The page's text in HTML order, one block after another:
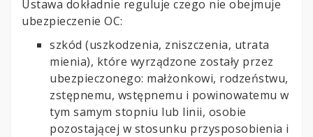
Ustawa dokładnie reguluje czego nie obejmuje
ubezpieczenie OC:
szkód (uszkodzenia, zniszczenia, utrata
mienia), które wyrządzone zostały przez
ubezpieczonego: małżonkowi, rodzeństwu,
zstępnemu, wstępnemu i powinowatemu w
tym samym stopniu lub linii, osobie
pozostającej w stosunku przysposobienia i